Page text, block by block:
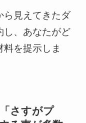
ら見えてきたダ
し、あなたがど
を提示しま
さすがプ